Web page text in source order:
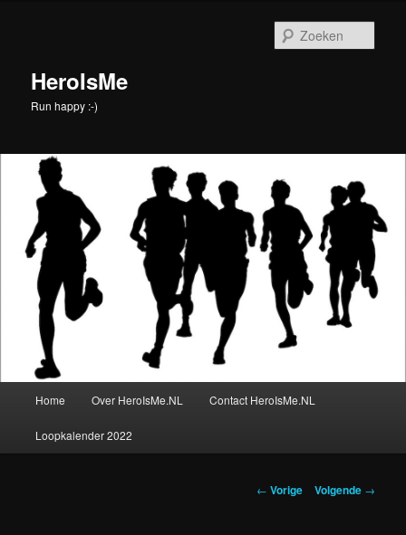
inhoudHeroIsMe
Run happy :-)
Home Over HeroIsMe.NL Contact HeroIsMe.NL
Loopkalender 2022
Berichtnavigatie
← Vorige Volgende →